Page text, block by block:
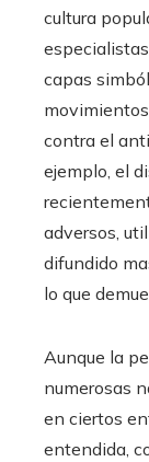
cultura
capas
contra el
ejemplo, el
adversos,
difundido
lo que
Aunque la
numerosas
en ciertos
entendida,